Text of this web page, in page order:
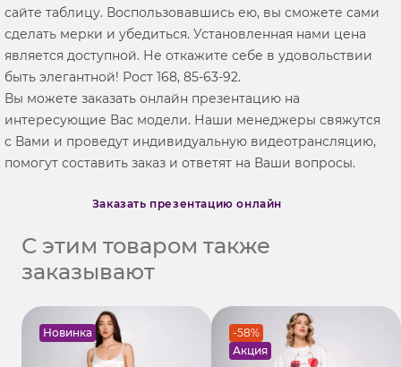
сайте таблицу. Воспользовавшись ею, вы сможете сами
сделать мерки и убедиться. Установленная нами цена
является доступной. Не откажите себе в удовольствии
быть элегантной! Рост 168, 85-63-92.
Вы можете заказать онлайн презентацию на
интересующие Вас модели. Наши менеджеры свяжутся
с Вами и проведут индивидуальную видеотрансляцию,
помогут составить заказ и ответят на Ваши вопросы.
Заказать презентацию онлайн
С этим товаром также
заказывают
Новинка
-58%
Акция